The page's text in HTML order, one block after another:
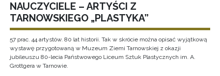
NAUCZYCIELE – ARTYŚCI Z
TARNOWSKIEGO „PLASTYKA”
57 prac. 44 artystów. 80 lat historii. Tak w skrócie można opisać wyjątkową
wystawę przygotowaną w Muzeum Ziemi Tarnowskiej z okazji
jubileuszu 80-lecia Państwowego Liceum Sztuk Plastycznych im. A.
Grottgera w Tarnowie.